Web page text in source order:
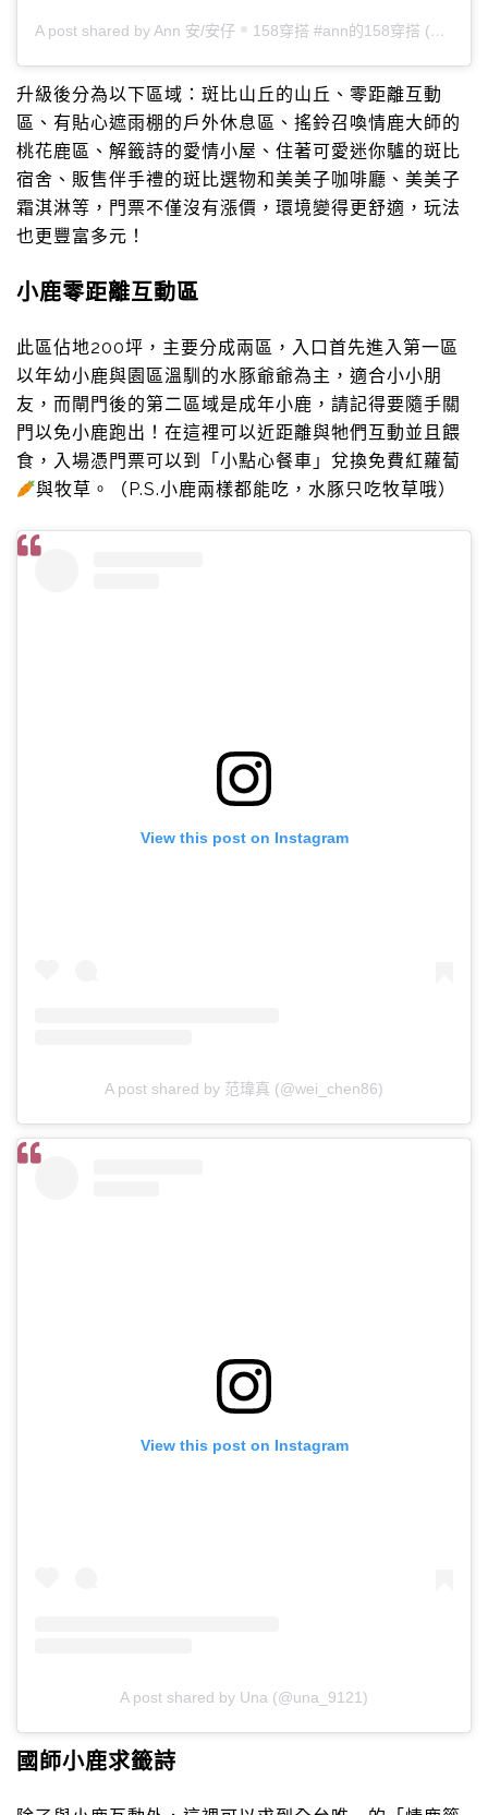
A post shared by Ann 安/安仔 158穿搭 #ann的158穿搭 (@annmodetw)
升級後分為以下區域：斑比山丘的山丘、零距離互動
區、有貼心遮雨棚的戶外休息區、搖鈴召喚情鹿大師的
桃花鹿區、解籤詩的愛情小屋、住著可愛迷你驢的斑比
宿舍、販售伴手禮的斑比選物和美美子咖啡廳、美美子
霜淇淋等，門票不僅沒有漲價，環境變得更舒適，玩法
也更豐富多元！
小鹿零距離互動區
此區佔地200坪，主要分成兩區，入口首先進入第一區
以年幼小鹿與園區溫馴的水豚爺爺為主，適合小小朋
友，而閘門後的第二區域是成年小鹿，請記得要隨手關
門以免小鹿跑出！在這裡可以近距離與牠們互動並且餵
食，入場憑門票可以到「小點心餐車」兌換免費紅蘿蔔
與牧草。（P.S.小鹿兩樣都能吃，水豚只吃牧草哦）
View this post on Instagram
A post shared by 范瑋真 (@wei_chen86)
View this post on Instagram
A post shared by Una (@una_9121)
國師小鹿求籤詩